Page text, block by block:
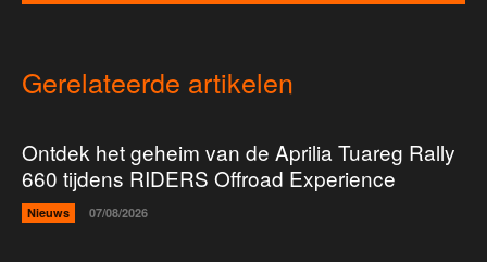
Gerelateerde artikelen
Ontdek het geheim van de Aprilia Tuareg Rally
660 tijdens RIDERS Offroad Experience
Nieuws 07/08/2026